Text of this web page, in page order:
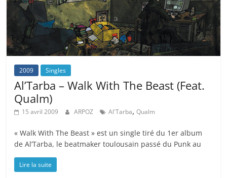
2009 Singles
Al’Tarba – Walk With The Beast (Feat.
Qualm)
15 avril 2009 ARPOZ Al'Tarba,Qualm
« Walk With The Beast » est un single tiré du 1er album
de Al’Tarba, le beatmaker toulousain passé du Punk au
Lire la suite